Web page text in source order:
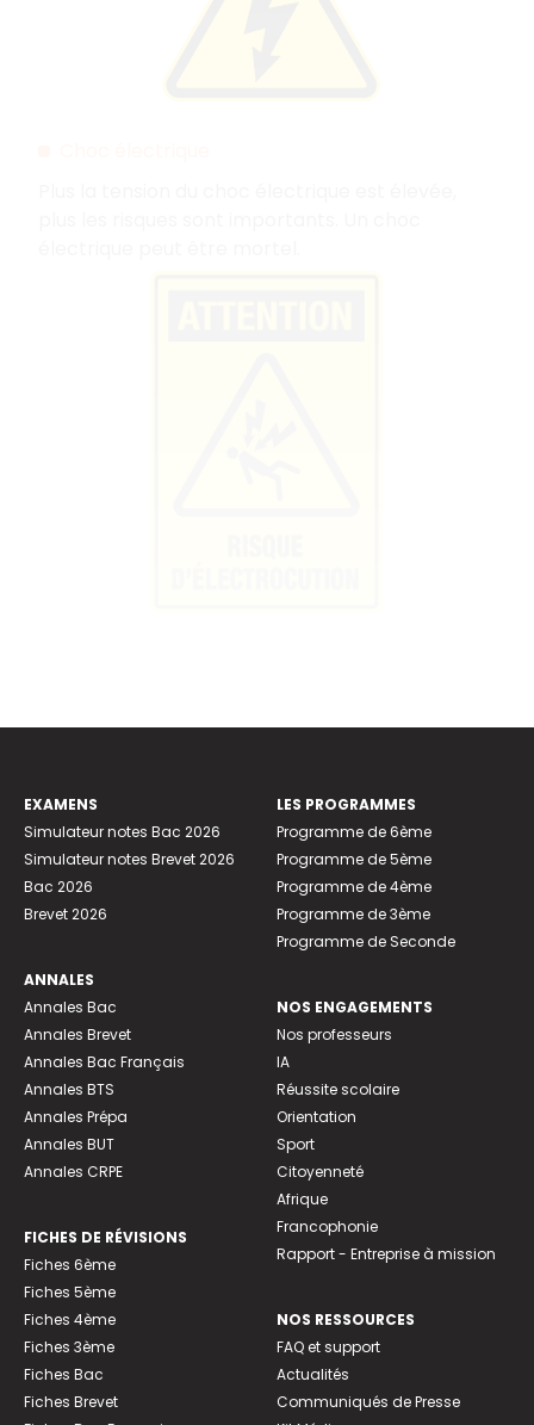
EXAMENS
Simulateur notes Bac 2026
Simulateur notes Brevet 2026
Bac 2026
Brevet 2026
ANNALES
Annales Bac
Annales Brevet
Annales Bac Français
Annales BTS
Annales Prépa
Annales BUT
Annales CRPE
FICHES DE RÉVISIONS
Fiches 6ème
Fiches 5ème
Fiches 4ème
Fiches 3ème
Fiches Bac
Fiches Brevet
LES PROGRAMMES
Programme de 6ème
Programme de 5ème
Programme de 4ème
Programme de 3ème
Programme de Seconde
NOS ENGAGEMENTS
Nos professeurs
IA
Réussite scolaire
Orientation
Sport
Citoyenneté
Afrique
Francophonie
Rapport - Entreprise à mission
NOS RESSOURCES
FAQ et support
Actualités
Communiqués de Presse